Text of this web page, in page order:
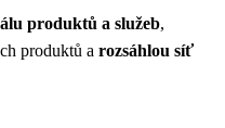
produktů a služeb,
produktů a rozsáhlou síť